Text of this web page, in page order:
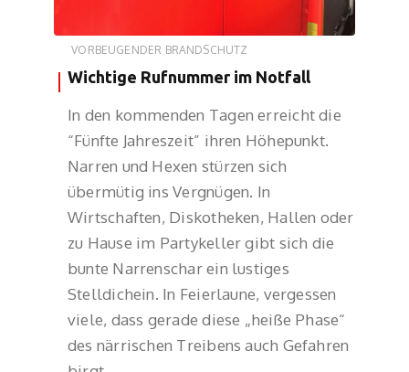
VORBEUGENDER BRANDSCHUTZ
Wichtige Rufnummer im Notfall
In den kommenden Tagen erreicht die
“Fünfte Jahreszeit” ihren Höhepunkt.
Narren und Hexen stürzen sich
übermütig ins Vergnügen. In
Wirtschaften, Diskotheken, Hallen oder
zu Hause im Partykeller gibt sich die
bunte Narrenschar ein lustiges
Stelldichein. In Feierlaune, vergessen
viele, dass gerade diese „heiße Phase“
des närrischen Treibens auch Gefahren